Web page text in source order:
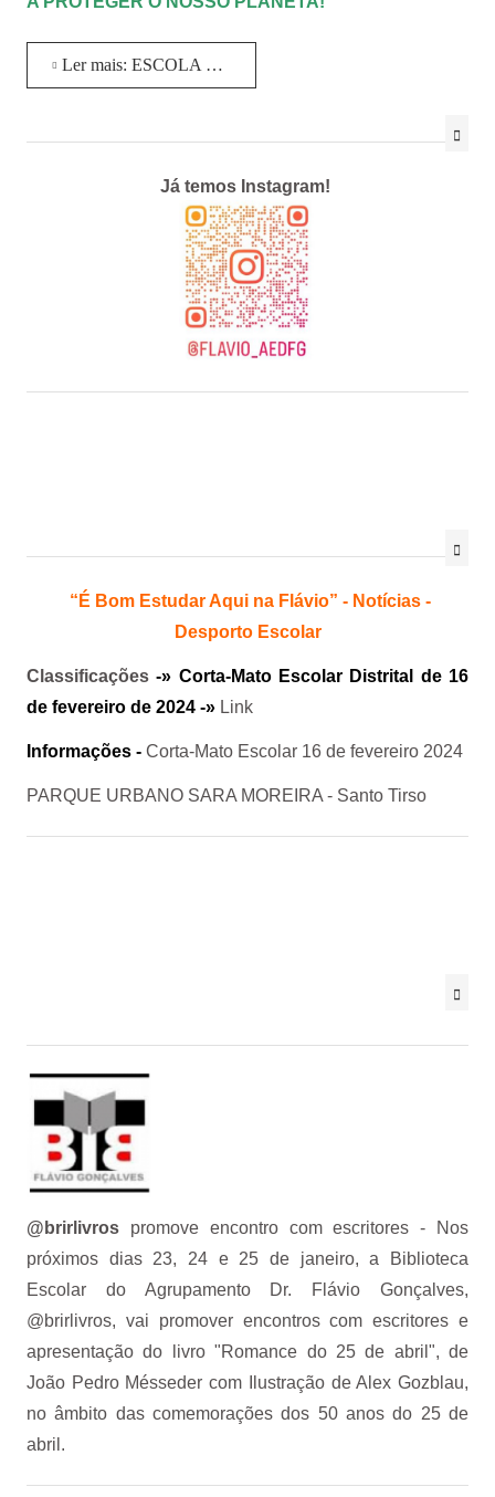
Ler mais: ESCOLA ELECTRÃO 2024
Já temos Instagram!
“É Bom Estudar Aqui na Flávio” - Notícias -
Desporto Escolar
Classificações -» Corta-Mato Escolar Distrital de 16
de fevereiro de 2024 -» Link
Informações - Corta-Mato Escolar 16 de fevereiro 2024
PARQUE URBANO SARA MOREIRA - Santo Tirso
@brirlivros promove encontro com escritores - Nos
próximos dias 23, 24 e 25 de janeiro, a Biblioteca
Escolar do Agrupamento Dr. Flávio Gonçalves,
@brirlivros, vai promover encontros com escritores e
apresentação do livro "Romance do 25 de abril", de
João Pedro Mésseder com Ilustração de Alex Gozblau,
no âmbito das comemorações dos 50 anos do 25 de
abril.